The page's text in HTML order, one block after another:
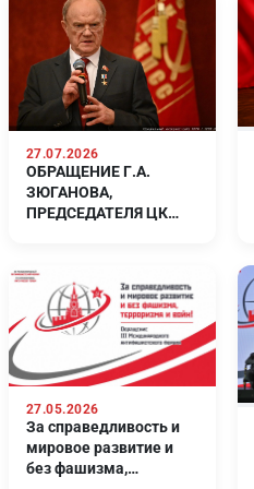
27.07.2026
ОБРАЩЕНИЕ Г.А.
ЗЮГАНОВА,
ПРЕДСЕДАТЕЛЯ ЦК
ГОСУДАРСТВЕННОЙ
ДУМЕ.
27.05.2026
За справедливость и
мировое развитие и
без фашизма,